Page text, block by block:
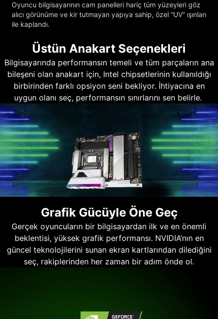
Oyuncu bilgisayarının cam panelleri hariç tüm yüzeyleri göz
alıcı görünüme ve kir tutmayan yapıya sahip, özel “UV” ışınları
ile kaplandı.
Üstün Anakart Seçenekleri
Bilgisayarında performansın temeli ve tüm parçaların ana
bileşeni olan anakart için, Intel chipsetlerinin kullanıldığı
birbirinden farklı opsiyon seni bekliyor. İhtiyacına en
uygun olanı seç, performansın sınırlarını sen belirle.
Grafik Gücüyle Öne Geç
Gerçek oyuncuların bir bilgisayardan ilk ve en önemli
beklentisi, yüksek grafik performansı. NVIDIA’nın en
güncel teknolojilerini sunan ekran kartlarından dilediğini
seç, rakiplerinden her zaman bir adım önde ol.